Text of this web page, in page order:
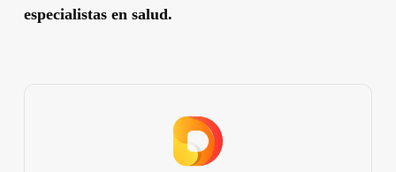
especialistas en salud.